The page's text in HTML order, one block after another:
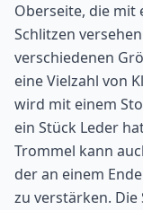
Oberseite, die mit
Schlitzen
verschiedenen
eine Vielzahl von
wird mit einem
ein Stück Leder
Trommel kann
der an einem
zu verstärken.